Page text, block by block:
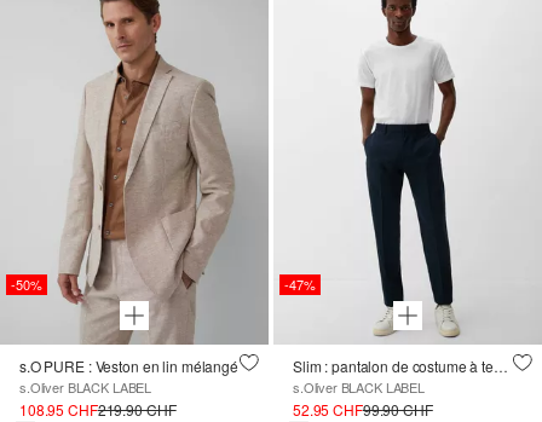
-50%
s.O PURE : Veston en lin mélangé
s.Oliver BLACK LABEL
108.95 CHF219.90 CHF
-47%
Slim : pantalon de costume à teneur en stretch confortable
s.Oliver BLACK LABEL
52.95 CHF99.90 CHF